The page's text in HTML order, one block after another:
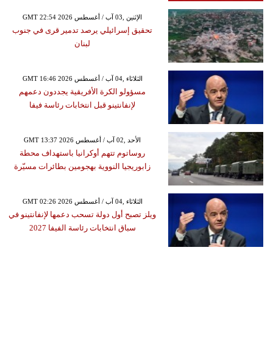
GMT 22:54 2026 الإثنين ,03 آب / أغسطس
تحقيق إسرائيلي يرصد تدمير قرى في جنوب
لبنان
GMT 16:46 2026 الثلاثاء ,04 آب / أغسطس
مسؤولو الكرة الأفريقية يجددون دعمهم
لإنفانتينو قبل انتخابات رئاسة فيفا
GMT 13:37 2026 الأحد ,02 آب / أغسطس
روساتوم تتهم أوكرانيا باستهداف محطة
زابوريجيا النووية بهجومين بطائرات مسيّرة
GMT 02:26 2026 الثلاثاء ,04 آب / أغسطس
ويلز تصبح أول دولة تسحب دعمها لإنفانتينو في
سباق انتخابات رئاسة الفيفا 2027